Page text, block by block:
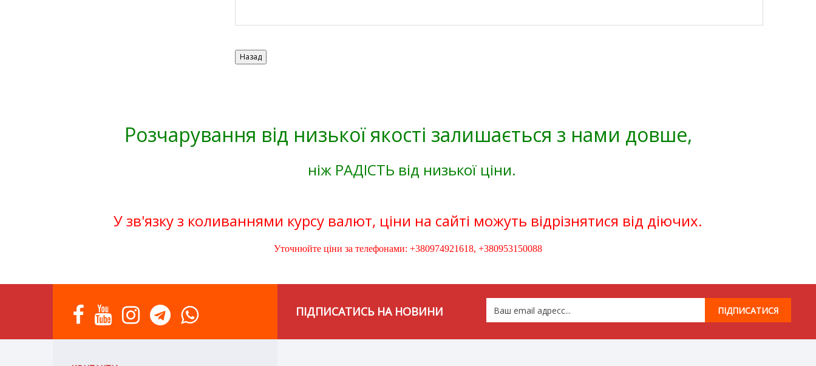
Розчарування від низької якості залишається з нами довше,
ніж РАДІСТЬ від низької ціни.
У зв'язку з коливаннями курсу валют, ціни на сайті можуть відрізнятися від діючих.
Уточнюйте ціни за телефонами: +380974921618, +380953150088
ПІДПИСАТИСЬ НА НОВИНИ